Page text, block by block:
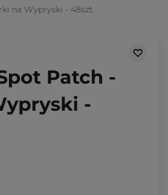
na Wypryski - 48szt.
Patch -
-